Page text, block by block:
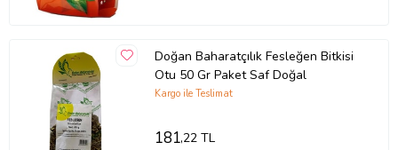
Doğan Baharatçılık Fesleğen Bitkisi
Otu 50 Gr Paket Saf Doğal
Kargo ile Teslimat
181,22 TL